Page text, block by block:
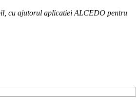
cu ajutorul aplicatiei ALCEDO pentru